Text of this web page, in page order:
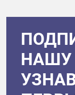
НАШУ